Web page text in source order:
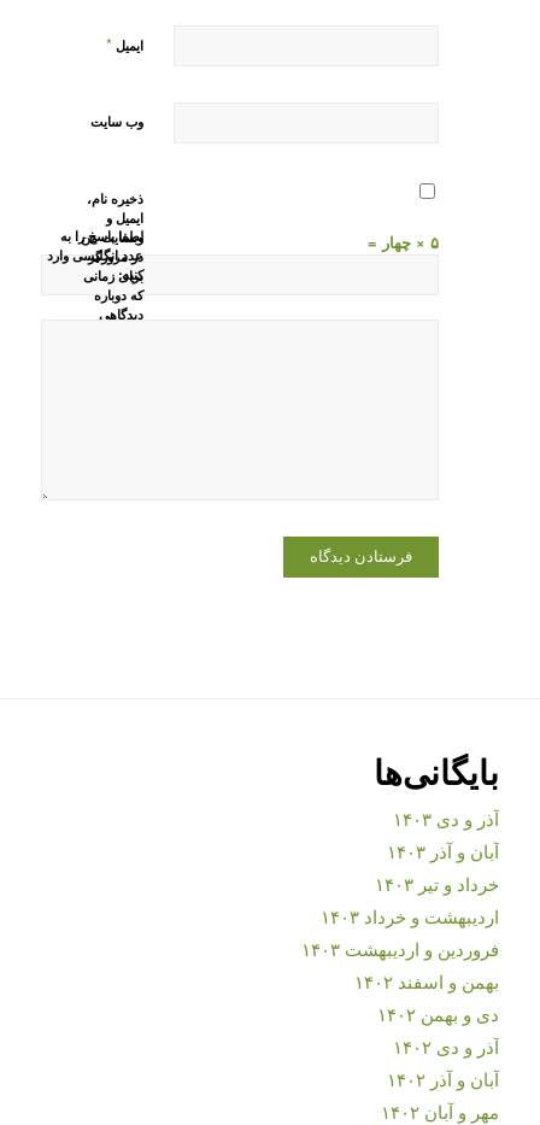
ایمیل *
وب‌ سایت
ذخیره نام،
ایمیل و
وبسایت من
در مرورگر
برای زمانی
که دوباره
دیدگاهی
لطفا پاسخ را به
عدد انگلیسی وارد
کنید:
۵ × چهار =
بایگانی‌ها
آذر و دی ۱۴۰۳
آبان و آذر ۱۴۰۳
خرداد و تیر ۱۴۰۳
اردیبهشت و خرداد ۱۴۰۳
فروردین و اردیبهشت ۱۴۰۳
بهمن و اسفند ۱۴۰۲
دی و بهمن ۱۴۰۲
آذر و دی ۱۴۰۲
آبان و آذر ۱۴۰۲
مهر و آبان ۱۴۰۲